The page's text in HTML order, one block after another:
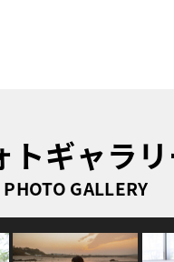
トギャラ
PHOTO GALLERY